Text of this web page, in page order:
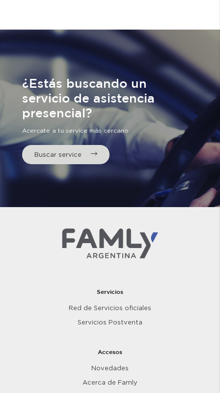
¿Estás buscando un
servicio de asistencia
presencial?
Acercate a tu service más cercano
Buscar service
Servicios
Red de Servicios oficiales
Servicios Postventa
Accesos
Novedades
Acerca de Famly